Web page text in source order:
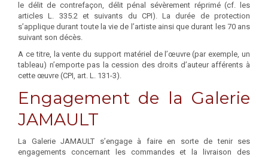
le délit de contrefaçon, délit pénal sévèrement réprimé (cf. les
articles L. 335.2 et suivants du CPI). La durée de protection
s’applique durant toute la vie de l’artiste ainsi que durant les 70 ans
suivant son décès.
A ce titre, la vente du support matériel de l’œuvre (par exemple, un
tableau) n’emporte pas la cession des droits d’auteur afférents à
cette œuvre (CPI, art. L. 131-3).
Engagement de la Galerie
JAMAULT
La Galerie JAMAULT s’engage à faire en sorte de tenir ses
engagements concernant les commandes et la livraison des